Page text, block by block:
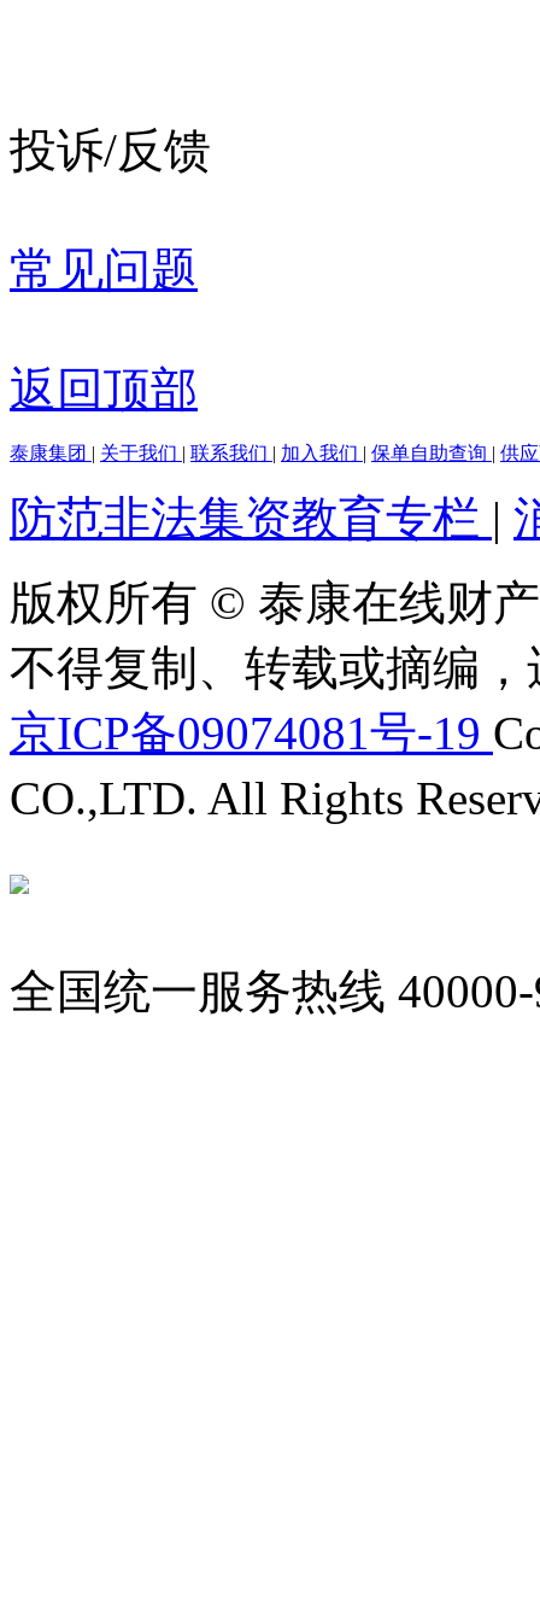
投诉/反馈
常见问题
返回顶部
泰康集团 | 关于我们 | 联系我们 | 加入我们 | 保单自助查询 | 供
防范非法集资教育专栏 |
版权所有 © 泰康在线财
不得复制、转载或摘编
京ICP备09074081号-19
CO.,LTD. All Rights
全国统一服务热线